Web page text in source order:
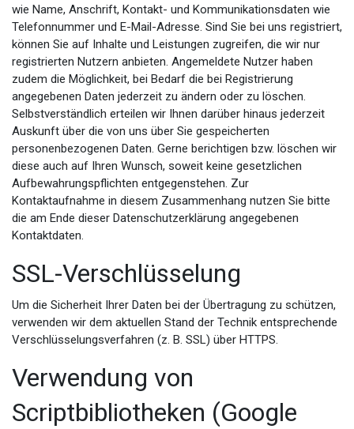
wie Name, Anschrift, Kontakt- und Kommunikationsdaten wie
Telefonnummer und E-Mail-Adresse. Sind Sie bei uns registriert,
können Sie auf Inhalte und Leistungen zugreifen, die wir nur
registrierten Nutzern anbieten. Angemeldete Nutzer haben
zudem die Möglichkeit, bei Bedarf die bei Registrierung
angegebenen Daten jederzeit zu ändern oder zu löschen.
Selbstverständlich erteilen wir Ihnen darüber hinaus jederzeit
Auskunft über die von uns über Sie gespeicherten
personenbezogenen Daten. Gerne berichtigen bzw. löschen wir
diese auch auf Ihren Wunsch, soweit keine gesetzlichen
Aufbewahrungspflichten entgegenstehen. Zur
Kontaktaufnahme in diesem Zusammenhang nutzen Sie bitte
die am Ende dieser Datenschutzerklärung angegebenen
Kontaktdaten.
SSL-Verschlüsselung
Um die Sicherheit Ihrer Daten bei der Übertragung zu schützen,
verwenden wir dem aktuellen Stand der Technik entsprechende
Verschlüsselungsverfahren (z. B. SSL) über HTTPS.
Verwendung von
Scriptbibliotheken (Google